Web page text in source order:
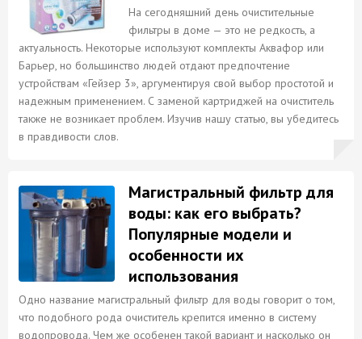
На сегодняшний день очистительные
фильтры в доме — это не редкость, а
актуальность. Некоторые используют комплекты Аквафор или
Барьер, но большинство людей отдают предпочтение
устройствам «Гейзер 3», аргументируя свой выбор простотой и
надежным применением. С заменой картриджей на очиститель
также не возникает проблем. Изучив нашу статью, вы убедитесь
в правдивости слов.
Магистральный фильтр для
воды: как его выбрать?
Популярные модели и
особенности их
использования
Одно название магистральный фильтр для воды говорит о том,
что подобного рода очиститель крепится именно в систему
водопровода. Чем же особенен такой вариант и насколько он